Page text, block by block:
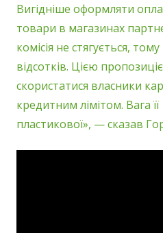
Вигідніше оформляти
товари в магазинах
комісія не стягується,
відсотків. Цією
скористатися власники
кредитним лімітом. Вага
пластикової», — сказав